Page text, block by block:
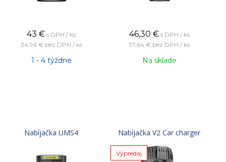
43 € s DPH / ks
34,96 € bez DPH / ks
1 - 4 týždne
46,30 € s DPH / ks
37,64 € bez DPH / ks
Na sklade
Nabíjačka UMS4 Nabíjačka V2 Car charger
Výpredaj